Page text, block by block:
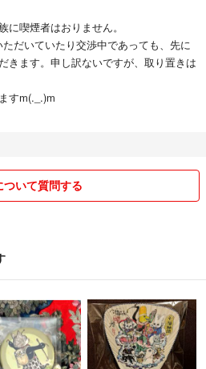
喫煙者はおりません。
だいていたり交渉中であっても、先に
きます。申し訳ないですが、取り置きは
すm(._.)m
ついて質問する